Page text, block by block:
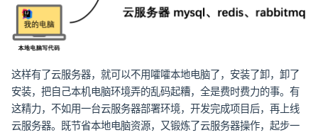
这样有了云服务器，就可以不用嚯嚯本地电脑了，安装了卸，卸了
安装，把自己本机电脑环境弄的乱码起糟，全是费时费力的事。有
这精力，不如用一台云服务器部署环境，开发完成项目后，再上线
云服务器。既节省本地电脑资源，又锻炼了云服务器操作，起步一